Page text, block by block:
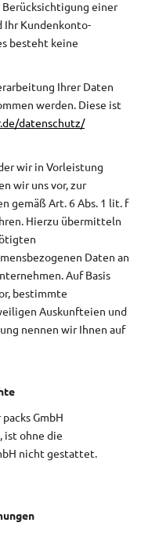
einer
Ihr Kundenkonto-
besteht keine
Ihrer Daten
werden. Diese ist
datenschutz/
wir in Vorleistung
wir uns vor, zur
gemäß Art. 6 Abs. 1 lit. f
Hierzu übermitteln
Daten an
Auf Basis
bestimmte
Auskunfteien und
nennen wir Ihnen auf
GmbH
ist ohne die
nicht gestattet.